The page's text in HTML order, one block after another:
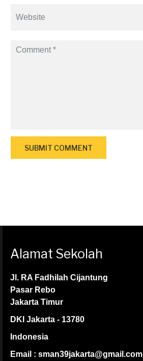
Alamat Sekolah
Jl. RA Fadhilah Cijantung
Pasar Rebo
Jakarta Timur
DKI Jakarta - 13780
Indonesia
Email : sman39jakarta@gmail.com